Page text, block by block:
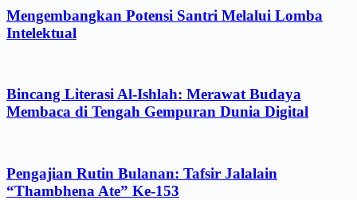
Mengembangkan Potensi Santri Melalui Lomba
Intelektual
Bincang Literasi Al-Ishlah: Merawat Budaya
Membaca di Tengah Gempuran Dunia Digital
Pengajian Rutin Bulanan: Tafsir Jalalain
“Thambhena Ate” Ke-153